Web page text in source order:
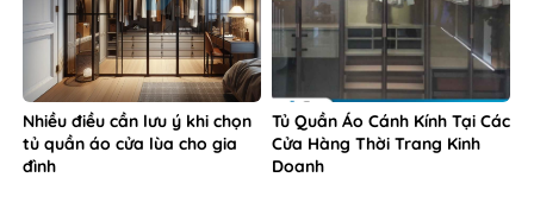
Nhiều điều cần lưu ý khi chọn
tủ quần áo cửa lùa cho gia
đình
Tủ Quần Áo Cánh Kính Tại Các
Cửa Hàng Thời Trang Kinh
Doanh